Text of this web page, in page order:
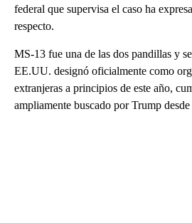
federal que supervisa el caso ha
respecto.
MS-13 fue una de las dos pandillas y
EE.UU. designó oficialmente como
extranjeras a principios de este año,
ampliamente buscado por Trump